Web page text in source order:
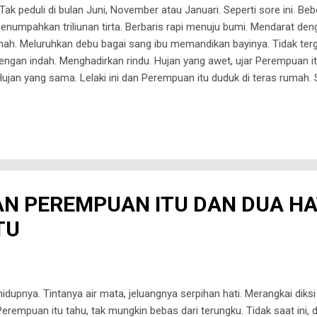
peduli di bulan Juni, November atau Januari. Seperti sore ini.
triliunan tirta. Berbaris rapi menuju bumi. Mendarat
Meluruhkan debu bagai sang ibu memandikan bayinya. Tidak
indah. Menghadirkan rindu. Hujan yang awet, ujar Perempuan
yang sama. Lelaki ini dan Perempuan itu duduk di teras
PEREMPUAN ITU DAN DUA
Tintanya air mata, jeluangnya serpihan hati. Merangkai
itu tahu, tak mungkin bebas dari terungku. Tidak saat ini,